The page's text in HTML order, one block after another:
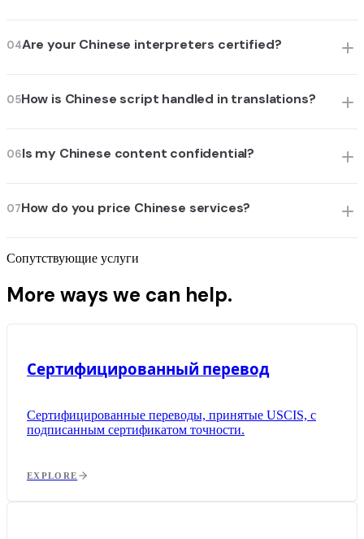
04Are your Chinese interpreters certified?
05How is Chinese script handled in translations?
06Is my Chinese content confidential?
07How do you price Chinese services?
Сопутствующие услуги
More ways we can help.
Сертифицированный перевод
Сертифицированные переводы, принятые USCIS, с
подписанным сертификатом точности.
EXPLORE